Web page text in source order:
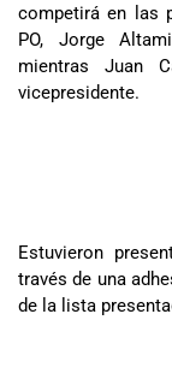
competirá en las
PO, Jorge
mientras Juan
vicepresidente.
Estuvieron
través de una
de la lista